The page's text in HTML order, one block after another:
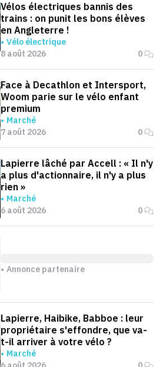
Vélos électriques bannis des
trains : on punit les bons élèves
en Angleterre !
Vélo électrique
8 août 2026
0
Face à Decathlon et Intersport,
Woom parie sur le vélo enfant
premium
Marché
7 août 2026
0
Lapierre lâché par Accell : « Il n'y
a plus d'actionnaire, il n'y a plus
rien »
Marché
6 août 2026
0
Annonce partenaire
Lapierre, Haibike, Babboe : leur
propriétaire s'effondre, que va-
t-il arriver à votre vélo ?
Marché